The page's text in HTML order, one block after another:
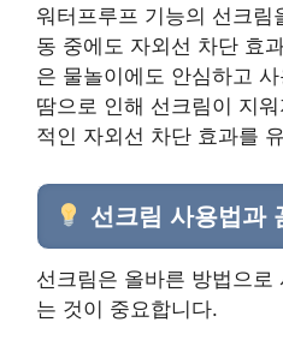
워터프루프 기능의 선크
동 중에도 자외선 차단 효
은 물놀이에도 안심하고
땀으로 인해 선크림이 지
적인 자외선 차단 효과를
선크림 사용법과
선크림은 올바른 방법으
는 것이 중요합니다.